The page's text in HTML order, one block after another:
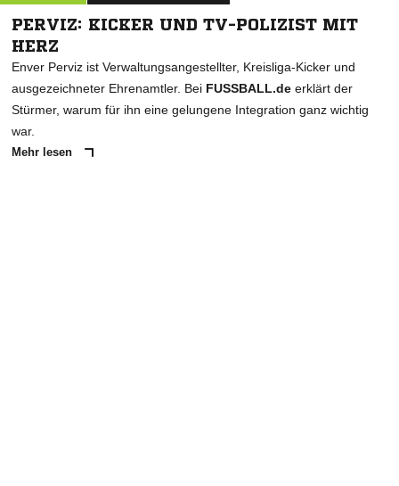
PERVIZ: KICKER UND TV-POLIZIST MIT
HERZ
Enver Perviz ist Verwaltungsangestellter, Kreisliga-Kicker und
ausgezeichneter Ehrenamtler. Bei FUSSBALL.de erklärt der
Stürmer, warum für ihn eine gelungene Integration ganz wichtig
war.
Mehr lesen